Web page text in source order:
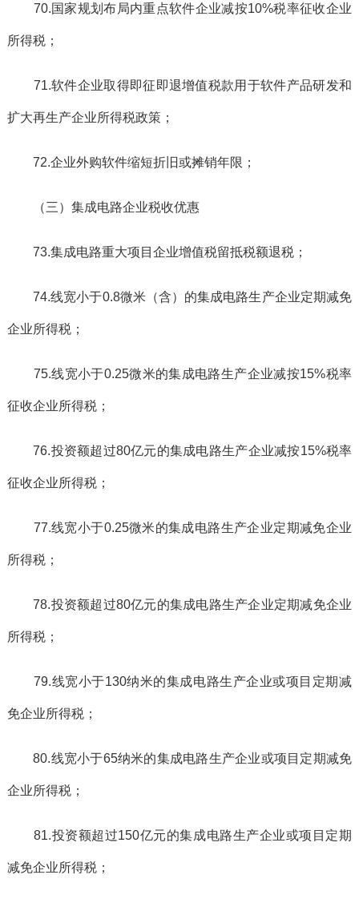
70.国家规划布局内重点软件企业减按10%税率征收企业
所得税；
71.软件企业取得即征即退增值税款用于软件产品研发和
扩大再生产企业所得税政策；
72.企业外购软件缩短折旧或摊销年限；
（三）集成电路企业税收优惠
73.集成电路重大项目企业增值税留抵税额退税；
74.线宽小于0.8微米（含）的集成电路生产企业定期减免
企业所得税；
75.线宽小于0.25微米的集成电路生产企业减按15%税率
征收企业所得税；
76.投资额超过80亿元的集成电路生产企业减按15%税率
征收企业所得税；
77.线宽小于0.25微米的集成电路生产企业定期减免企业
所得税；
78.投资额超过80亿元的集成电路生产企业定期减免企业
所得税；
79.线宽小于130纳米的集成电路生产企业或项目定期减
免企业所得税；
80.线宽小于65纳米的集成电路生产企业或项目定期减免
企业所得税；
81.投资额超过150亿元的集成电路生产企业或项目定期
减免企业所得税；